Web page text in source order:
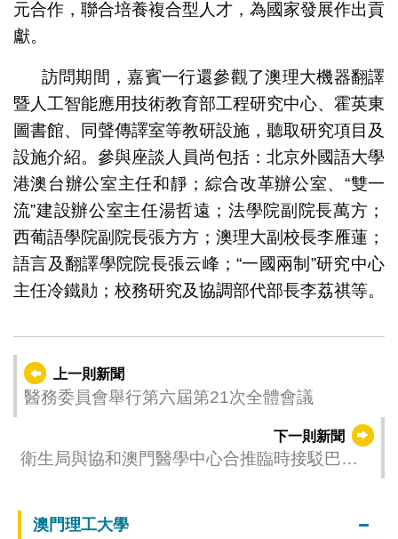
元合作，聯合培養複合型人才，為國家發展作出貢
獻。
訪問期間，嘉賓一行還參觀了澳理大機器翻譯
暨人工智能應用技術教育部工程研究中心、霍英東
圖書館、同聲傳譯室等教研設施，聽取研究項目及
設施介紹。參與座談人員尚包括：北京外國語大學
港澳台辦公室主任和靜；綜合改革辦公室、“雙一
流”建設辦公室主任湯哲遠；法學院副院長萬方；
西葡語學院副院長張方方；澳理大副校長李雁蓮；
語言及翻譯學院院長張云峰；“一國兩制”研究中心
主任冷鐵勛；校務研究及協調部代部長李荔祺等。
上一則新聞
醫務委員會舉行第六屆第21次全體會議
下一則新聞
衛生局與協和澳門醫學中心合推臨時接駁巴士
澳門理工大學